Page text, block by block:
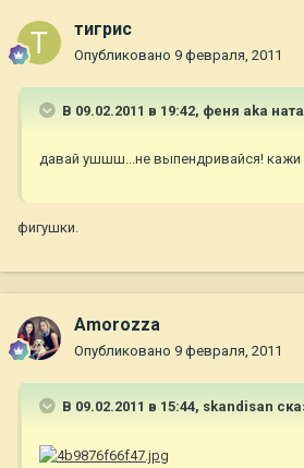
тигрис
Опубликовано 9 февраля, 2011
В 09.02.2011 в 19:42, феня aka
давай ушшш...не выпендривайся! кажи
фигушки.
Amorozza
Опубликовано 9 февраля, 2011
В 09.02.2011 в 15:44, skandisan